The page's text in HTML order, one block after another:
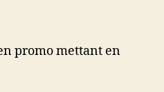
promo mettant en